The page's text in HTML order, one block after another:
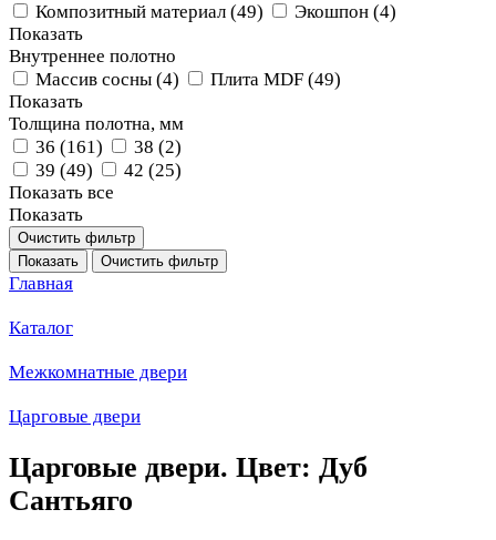
Композитный материал (49) Экошпон (4)
Показать
Внутреннее полотно
Массив сосны (4) Плита MDF (49)
Показать
Толщина полотна, мм
36 (161) 38 (2)
39 (49) 42 (25)
Показать все
Показать
Очистить фильтр
Показать
Очистить фильтр
Главная
Каталог
Межкомнатные двери
Царговые двери
Царговые двери. Цвет: Дуб
Сантьяго